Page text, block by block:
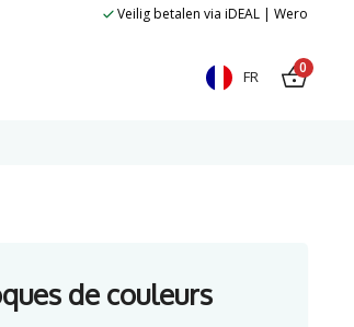
Veilig betalen via iDEAL | Wero
FR 0
de couleurs